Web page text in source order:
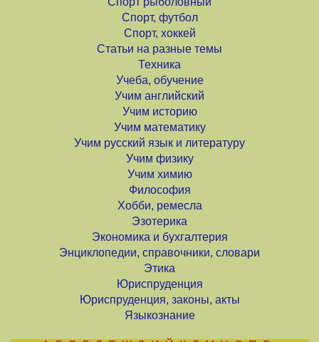
Спорт, футбол
Спорт, хоккей
Статьи на разные темы
Техника
Учеба, обучение
Учим английский
Учим историю
Учим математику
Учим русский язык и литературу
Учим физику
Учим химию
Философия
Хобби, ремесла
Эзотерика
Экономика и бухгалтерия
Энциклопедии, справочники, словари
Этика
Юриспруденция
Юриспруденция, законы, акты
Языкознание